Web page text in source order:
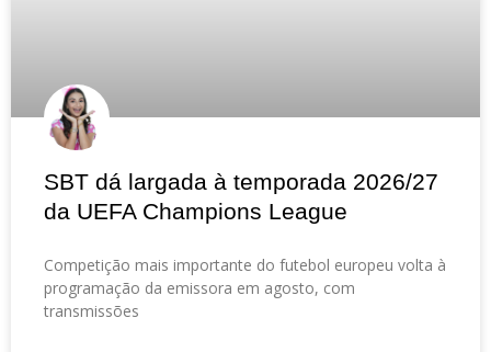
SBT dá largada à temporada 2026/27
da UEFA Champions League
Competição mais importante do futebol europeu volta à
programação da emissora em agosto, com
transmissões